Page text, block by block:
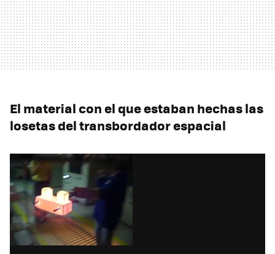
El material con el que estaban hechas las
losetas del transbordador espacial